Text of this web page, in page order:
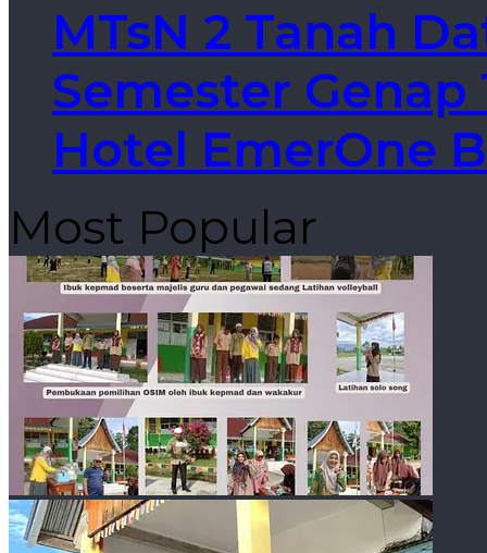
MTsN 2 Tanah
Semester Genap
Hotel EmerOne
Most Popular